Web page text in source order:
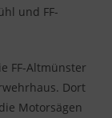
und FF-
FF-Altmünster
Dort
Motorsägen